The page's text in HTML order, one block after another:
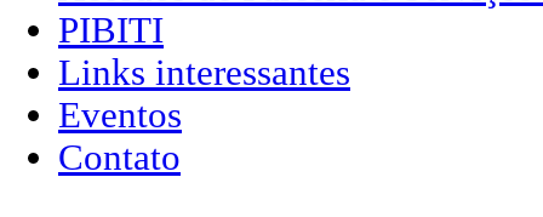
PIBITI
Links interessantes
Eventos
Contato